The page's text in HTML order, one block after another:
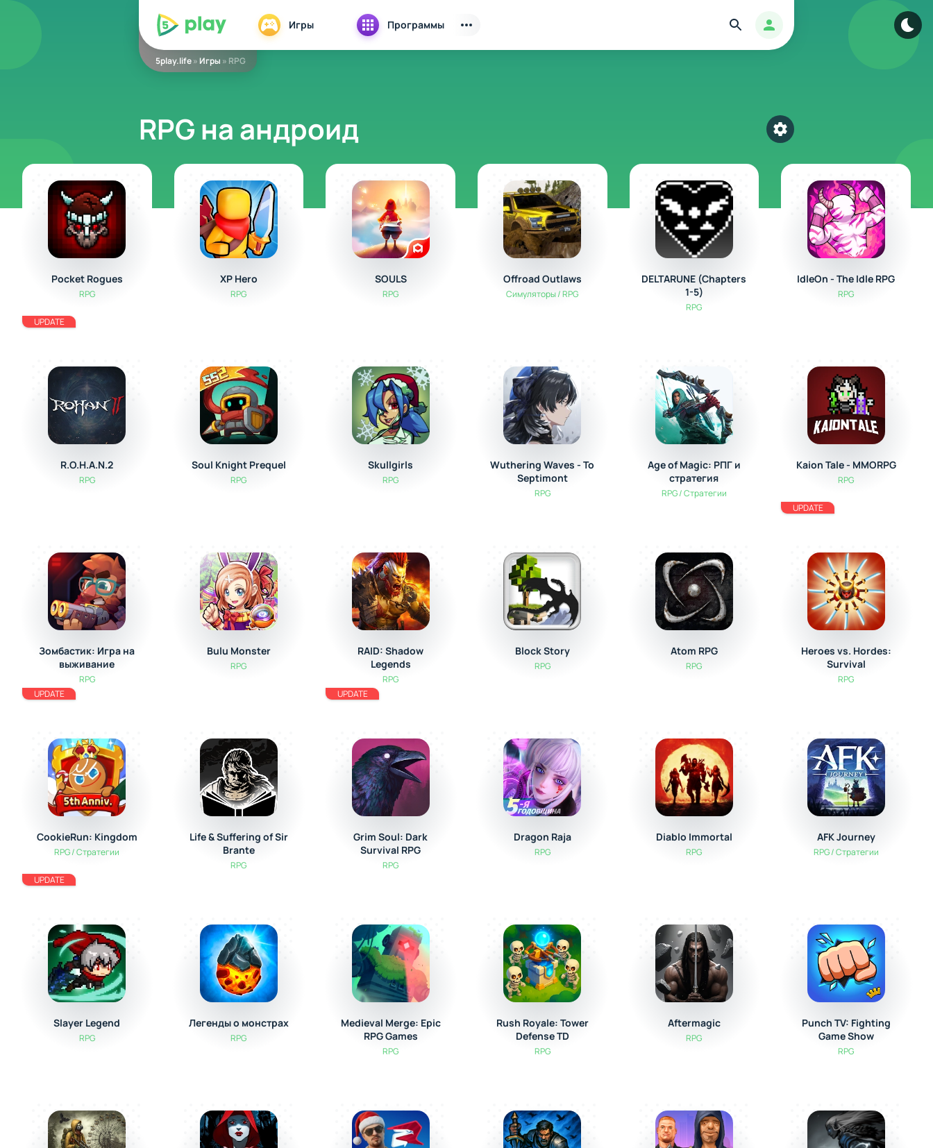
5play Игры Программы Авторизация
Найти
5play.life»Игры » RPG
RPG на андроид Выбрать категорию
Pocket Rogues
RPG
UPDATE
XP Hero
RPG
SOULS
RPG
Offroad Outlaws
Симуляторы / RPG
DELTARUNE (Chapters
1-5)
RPG
IdleOn - The Idle RPG
RPG
R.O.H.A.N.2
RPG
Soul Knight Prequel
RPG
Skullgirls
RPG
Wuthering Waves - To
Septimont
RPG
Age of Magic: РПГ и
стратегия
RPG / Стратегии
Kaion Tale - MMORPG
RPG
UPDATE
Зомбастик: Игра на
выживание
RPG
UPDATE
Bulu Monster
RPG
RAID: Shadow
Legends
RPG
UPDATE
Block Story
RPG
Atom RPG
RPG
Heroes vs. Hordes:
Survival
RPG
CookieRun: Kingdom
RPG / Стратегии
UPDATE
Life & Suffering of Sir
Brante
RPG
Grim Soul: Dark
Survival RPG
RPG
Dragon Raja
RPG
Diablo Immortal
RPG
AFK Journey
RPG / Стратегии
Slayer Legend
RPG
Легенды о монстрах
RPG
Medieval Merge: Epic
RPG Games
RPG
Rush Royale: Tower
Defense TD
RPG
Aftermagic
RPG
Punch TV: Fighting
Game Show
RPG